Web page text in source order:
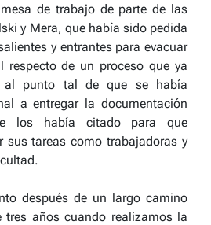
de trabajo de parte de las
y Mera, que había sido pedida
y entrantes para evacuar
respecto de un proceso que ya
al punto tal de que se había
a entregar la documentación
los había citado para que
sus tareas como trabajadoras y
después de un largo camino
tres años cuando realizamos la